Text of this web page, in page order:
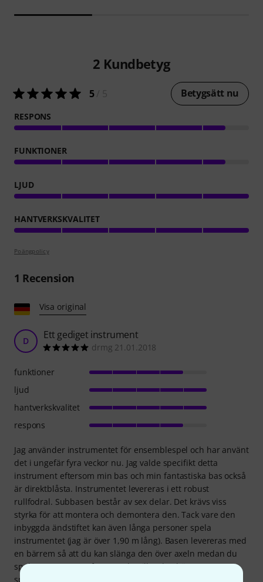
2 Kundbetyg
5/ 5 Betygsätt nu
RESPONS
FUNKTIONER
LJUD
HANTVERKSKVALITET
Poängpolicy
1 Recension
Visa original
D Ett gediget instrument
drmg 21.01.2018
Jag använder instrumentet för ensemblespel och har använt
det i ungefär fyra veckor nu. Jag valde specifikt detta
instrument eftersom min bas och min fantastiska bas också
är direktblåsta. Instrumentet levereras i ett robust
rullfodral. Subbasen består av sex delar. Det krävs viss
styrka för att montera och demontera den. Tack vare den
inbyggda ändstiftet kan även långa personer spela
instrumentet (jag är över 1,90 m lång). Basen levereras med
en bärrem så att du kan slänga den över axeln medan du
spelar, som en saxofon. Om du gillar den här
spelpositionen får du prova. Remmen är lite för hårt för
funktioner
ljud
hantverkskvalitet
respons